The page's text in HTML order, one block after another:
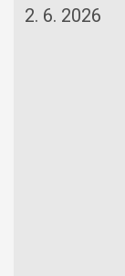
2. 6. 2026